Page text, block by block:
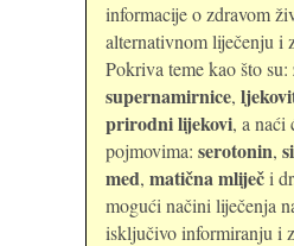
informacije o zdravom
alternativnom liječenju i
Pokriva teme kao što su:
supernamirnice,
prirodni lijekovi, a naći
pojmovima: serotonin,
med, matična mliječi
mogući načini liječenja
isključivo informiranju i